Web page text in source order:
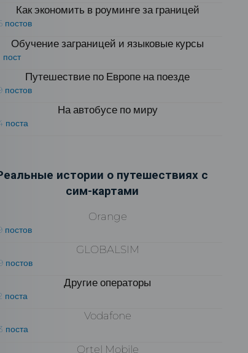
Как экономить в роуминге за границей
постов
Обучение заграницей и языковые курсы
пост
Путешествие по Европе на поезде
постов
На автобусе по миру
поста
истории о путешествиях с
сим-картами
Orange
постов
GLOBALSIM
постов
Другие операторы
поста
Vodafone
поста
Ortel Mobile